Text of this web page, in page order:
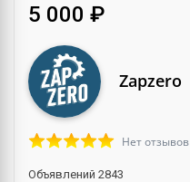
5 000 ₽
Zapzero
Нет отзывов
Объявлений 2843